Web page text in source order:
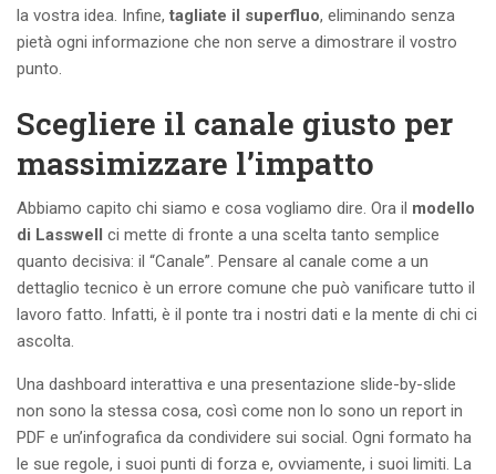
la vostra idea. Infine, tagliate il superfluo, eliminando senza
pietà ogni informazione che non serve a dimostrare il vostro
punto.
Scegliere il canale giusto per
massimizzare l’impatto
Abbiamo capito chi siamo e cosa vogliamo dire. Ora il modello
di Lasswell ci mette di fronte a una scelta tanto semplice
quanto decisiva: il “Canale”. Pensare al canale come a un
dettaglio tecnico è un errore comune che può vanificare tutto il
lavoro fatto. Infatti, è il ponte tra i nostri dati e la mente di chi ci
ascolta.
Una dashboard interattiva e una presentazione slide-by-slide
non sono la stessa cosa, così come non lo sono un report in
PDF e un’infografica da condividere sui social. Ogni formato ha
le sue regole, i suoi punti di forza e, ovviamente, i suoi limiti. La